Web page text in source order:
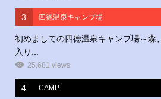
3 四徳温泉キャンプ場
初めましての四徳温泉キャンプ場～森
入り...
25,681 views
4 CAMP